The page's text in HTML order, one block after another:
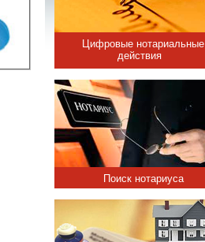
Цифровые нотариальные
действия
Поиск нотариуса